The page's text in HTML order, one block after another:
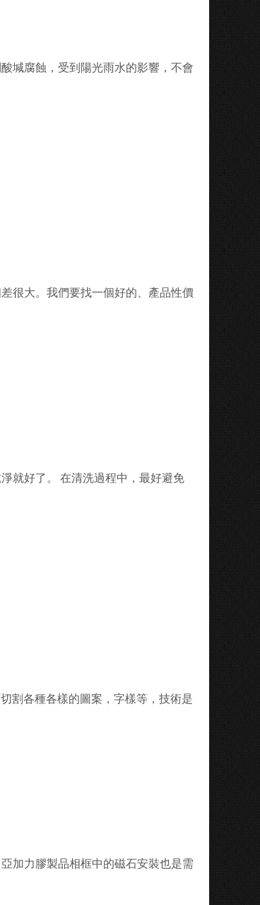
堿腐蝕，受到陽光雨水的影響，不會
很大。我們要找一個好的、產品性價
就好了。 在清洗過程中，最好避免
割各種各樣的圖案，字樣等，技術是
加力膠製品相框中的磁石安裝也是需